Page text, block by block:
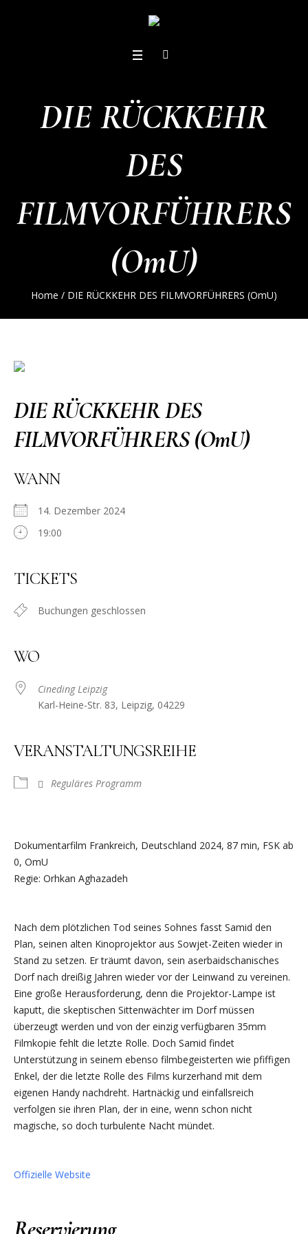
DIE RÜCKKEHR
DES
FILMVORFÜHRERS
(OmU)
Home / DIE RÜCKKEHR DES FILMVORFÜHRERS (OmU)
DIE RÜCKKEHR DES
FILMVORFÜHRERS (OmU)
WANN
14. Dezember 2024
19:00
TICKETS
Buchungen geschlossen
WO
Cineding Leipzig
Karl-Heine-Str. 83, Leipzig, 04229
VERANSTALTUNGSREIHE
Reguläres Programm
Dokumentarfilm Frankreich, Deutschland 2024, 87 min, FSK ab
0, OmU
Regie: Orhkan Aghazadeh
Nach dem plötzlichen Tod seines Sohnes fasst Samid den
Plan, seinen alten Kinoprojektor aus Sowjet-Zeiten wieder in
Stand zu setzen. Er träumt davon, sein aserbaidschanisches
Dorf nach dreißig Jahren wieder vor der Leinwand zu vereinen.
Eine große Herausforderung, denn die Projektor-Lampe ist
kaputt, die skeptischen Sittenwächter im Dorf müssen
überzeugt werden und von der einzig verfügbaren 35mm
Filmkopie fehlt die letzte Rolle. Doch Samid findet
Unterstützung in seinem ebenso filmbegeisterten wie pfiffigen
Enkel, der die letzte Rolle des Films kurzerhand mit dem
eigenen Handy nachdreht. Hartnäckig und einfallsreich
verfolgen sie ihren Plan, der in eine, wenn schon nicht
magische, so doch turbulente Nacht mündet.
Offizielle Website